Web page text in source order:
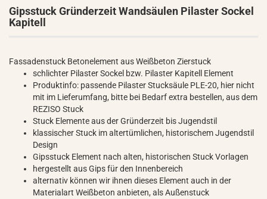
Gipsstuck Gründerzeit Wandsäulen Pilaster Sockel
Kapitell
Fassadenstuck Betonelement aus Weißbeton Zierstuck
schlichter Pilaster Sockel bzw. Pilaster Kapitell Element
Produktinfo: passende Pilaster Stucksäule PLE-20, hier nicht
mit im Lieferumfang, bitte bei Bedarf extra bestellen, aus dem
REZISO Stuck
Stuck Elemente aus der Gründerzeit bis Jugendstil
klassischer Stuck im altertümlichen, historischem Jugendstil
Design
Gipsstuck Element nach alten, historischen Stuck Vorlagen
hergestellt aus Gips für den Innenbereich
alternativ können wir ihnen dieses Element auch in der
Materialart Weißbeton anbieten, als Außenstuck